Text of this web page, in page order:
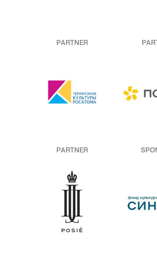
PARTNER
PARTNER